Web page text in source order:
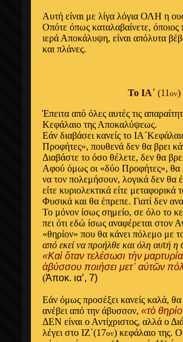
Αυτή είναι με λίγα λόγια ΟΛΗ η
Οπότε όπως καταλαβαίνετε, όποιος
ιερά Αποκάλυψη, είναι απόλυτα
και πλάνες.
Το ΙΑ΄(11ον)
Έπειτα από όλες αυτές τις
Κεφάλαιο της Αποκαλύψεως.
Εάν διαβάσει κανείς το
Προφήτες», πουθενά δεν θα βρει
Διαβάστε το όσο θέλετε, δεν θα
Αφού όμως οι «δύο Προφήτες», θα
να τον πολεμήσουν, λογικά δεν θα
είτε κυριολεκτικά είτε
Φυσικά και θα έπρεπε. Γιατί δεν
Το μόνον ίσως σημείο, σε όλο το
πει ότι εδώ ίσως αναφέρεται στον
«θηρίον» που θα κάνει πόλεμο με
από εκεί να προήλθε και όλη αυτή η
«Καὶ ὅταν τελέσωσι τὴν
ἀβύσσου ποιήσει μετ᾿ αὐτῶν
(Ἀποκ. ια’, 7)
Εάν όμως προσέξει κανείς καλά, θα
ανέβει από την άβυσσον, «τὸ
ΔΕΝ είναι ο Αντίχριστος, αλλά ο
λέγει στο ΙΖ΄(17ον) κεφάλαιο της. Ο